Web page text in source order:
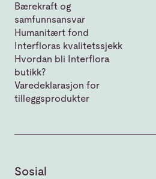
Bærekraft og
samfunnsansvar
Humanitært fond
Interfloras kvalitetssjekk
Hvordan bli Interflora
butikk?
Varedeklarasjon for
tilleggsprodukter
Sosial